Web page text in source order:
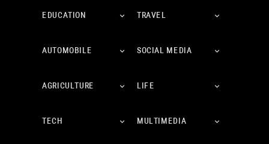
EDUCATION TRAVEL
AUTOMOBILE SOCIAL MEDIA
AGRICULTURE LIFE
TECH MULTIMEDIA